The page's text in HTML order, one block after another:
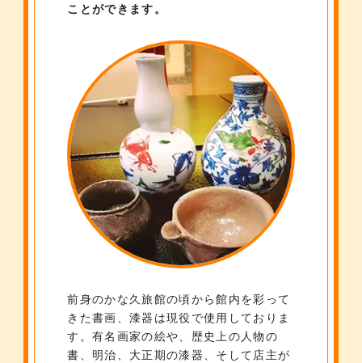
ことができます。
前身のかな久旅館の頃から館内を彩って
きた書画、漆器は現役で使用しておりま
す。有名画家の絵や、歴史上の人物の
書、明治、大正期の漆器、そして店主が